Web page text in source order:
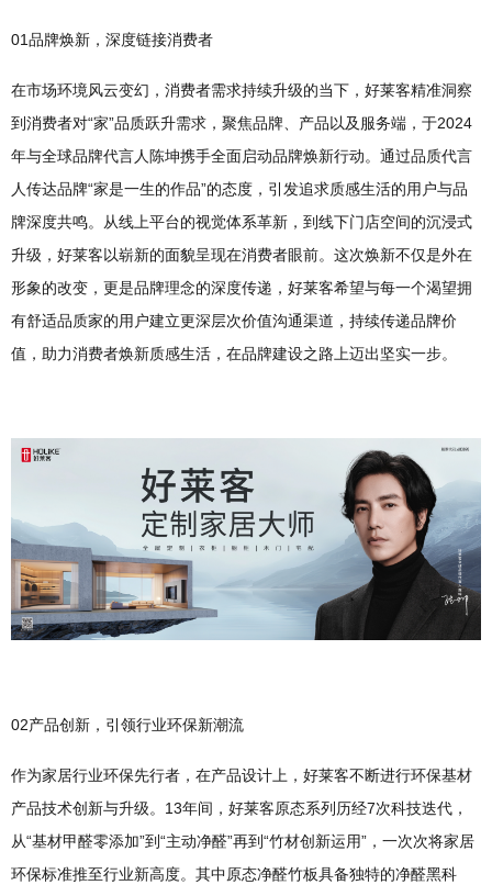
01品牌焕新，深度链接消费者
在市场环境风云变幻，消费者需求持续升级的当下，好莱客精准洞察
到消费者对“家”品质跃升需求，聚焦品牌、产品以及服务端，于2024
年与全球品牌代言人陈坤携手全面启动品牌焕新行动。通过品质代言
人传达品牌“家是一生的作品”的态度，引发追求质感生活的用户与品
牌深度共鸣。从线上平台的视觉体系革新，到线下门店空间的沉浸式
升级，好莱客以崭新的面貌呈现在消费者眼前。这次焕新不仅是外在
形象的改变，更是品牌理念的深度传递，好莱客希望与每一个渴望拥
有舒适品质家的用户建立更深层次价值沟通渠道，持续传递品牌价
值，助力消费者焕新质感生活，在品牌建设之路上迈出坚实一步。
02产品创新，引领行业环保新潮流
作为家居行业环保先行者，在产品设计上，好莱客不断进行环保基材
产品技术创新与升级。13年间，好莱客原态系列历经7次科技迭代，
从“基材甲醛零添加”到“主动净醛”再到“竹材创新运用”，一次次将家居
环保标准推至行业新高度。其中原态净醛竹板具备独特的净醛黑科